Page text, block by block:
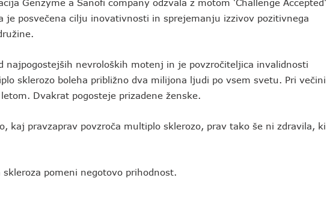
Genzyme a Sanofi company odzvala z motom ‘Challenge Accepted’
je posvečena cilju inovativnosti in sprejemanju izzivov pozitivnega
najpogostejših nevroloških motenj in je povzročiteljica invalidnosti
sklerozo boleha približno dva milijona ljudi po vsem svetu. Pri večini
Dvakrat pogosteje prizadene ženske.
kaj pravzaprav povzroča multiplo sklerozo, prav tako še ni zdravila, ki
pomeni negotovo prihodnost.